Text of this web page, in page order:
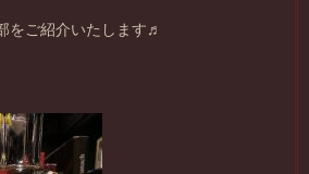
をご紹介いたします♬